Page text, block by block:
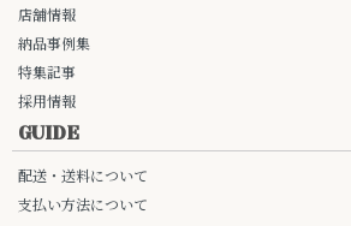
店舗情報
納品事例集
特集記事
採用情報
GUIDE
配送・送料について
支払い方法について